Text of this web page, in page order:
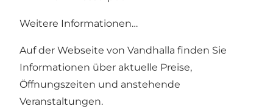
Weitere Informationen…
Auf der Webseite von Vandhalla finden Sie
Informationen über aktuelle Preise,
Öffnungszeiten und anstehende
Veranstaltungen.